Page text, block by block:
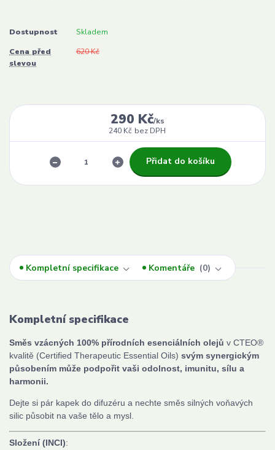
Dostupnost Skladem
Cena před
slevou
620 Kč
290 Kč/ks
240 Kč bez DPH
Přidat do košíku
Kompletní specifikace Komentáře 0
Kompletní specifikace
Směs vzácných 100% přírodních esenciálních olejů v CTEO®
kvalitě (Certified Therapeutic Essential Oils) svým synergickým
působením může podpořit vaši odolnost, imunitu, sílu a
harmonii.
Dejte si pár kapek do difuzéru a nechte směs silných voňavých
silic působit na vaše tělo a mysl.
Složení (INCI):